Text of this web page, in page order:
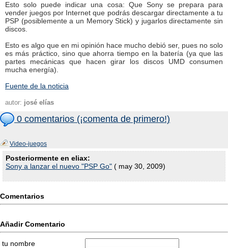
Esto solo puede indicar una cosa: Que Sony se prepara para
vender juegos por Internet que podrás descargar directamente a tu
PSP (posiblemente a un Memory Stick) y jugarlos directamente sin
discos.
Esto es algo que en mi opinión hace mucho debió ser, pues no solo
es más práctico, sino que ahorra tiempo en la batería (ya que las
partes mecánicas que hacen girar los discos UMD consumen
mucha energía).
Fuente de la noticia
autor: josé elías
0 comentarios (¡comenta de primero!)
Video-juegos
Posteriormente en eliax:
Sony a lanzar el nuevo "PSP Go" ( may 30, 2009)
Comentarios
Añadir Comentario
tu nombre